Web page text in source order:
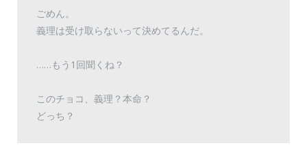
ごめん。
義理は受け取らないって決めてるんだ。
……もう1回聞くね？
このチョコ、義理？本命？
どっち？